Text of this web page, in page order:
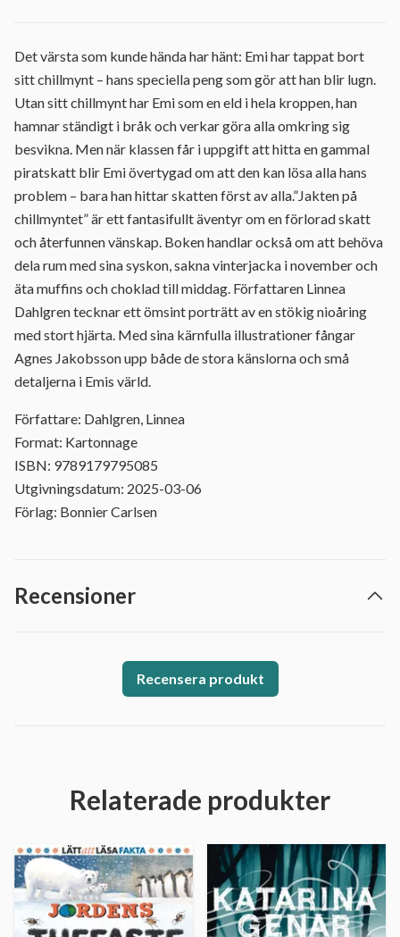
Det värsta som kunde hända har hänt: Emi har tappat bort
sitt chillmynt – hans speciella peng som gör att han blir lugn.
Utan sitt chillmynt har Emi som en eld i hela kroppen, han
hamnar ständigt i bråk och verkar göra alla omkring sig
besvikna. Men när klassen får i uppgift att hitta en gammal
piratskatt blir Emi övertygad om att den kan lösa alla hans
problem – bara han hittar skatten först av alla.”Jakten på
chillmyntet” är ett fantasifullt äventyr om en förlorad skatt
och återfunnen vänskap. Boken handlar också om att behöva
dela rum med sina syskon, sakna vinterjacka i november och
äta muffins och choklad till middag. Författaren Linnea
Dahlgren tecknar ett ömsint porträtt av en stökig nioåring
med stort hjärta. Med sina kärnfulla illustrationer fångar
Agnes Jakobsson upp både de stora känslorna och små
detaljerna i Emis värld.
Författare: Dahlgren, Linnea
Format: Kartonnage
ISBN: 9789179795085
Utgivningsdatum: 2025-03-06
Förlag: Bonnier Carlsen
Recensioner
Recensera produkt
Relaterade produkter